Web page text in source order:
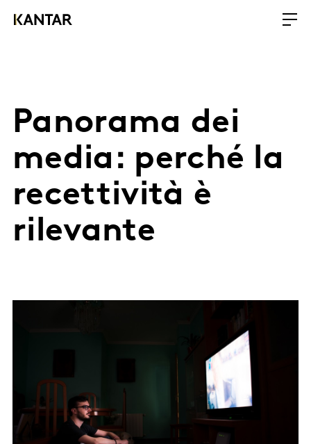
Panorama dei
media: perché la
recettività è
rilevante